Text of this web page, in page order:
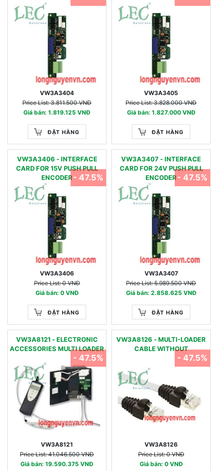
VW3A3404
Price List: 3.811.500 VNĐ
Giá bán: 1.819.125 VNĐ
ĐẶT HÀNG
VW3A3405
Price List: 3.828.000 VNĐ
Giá bán: 1.827.000 VNĐ
ĐẶT HÀNG
VW3A3406 - INTERFACE
CARD FOR 15V PUSH PULL
ENCODER
VW3A3406
Price List: 0 VNĐ
Giá bán: 0 VNĐ
ĐẶT HÀNG
- 47.5%
VW3A3407 - INTERFACE
CARD FOR 24V PUSH PULL
ENCODER
VW3A3407
Price List: 5.989.500 VNĐ
Giá bán: 2.858.625 VNĐ
ĐẶT HÀNG
- 47.5%
VW3A8121 - ELECTRONIC
ACCESSORIES MULTI LOADER
VW3A8121
Price List: 41.046.500 VNĐ
Giá bán: 19.590.375 VNĐ
- 47.5%
VW3A8126 - MULTI-LOADER
CABLE WITHOUT
VW3A8126
Price List: 0 VNĐ
Giá bán: 0 VNĐ
- 47.5%